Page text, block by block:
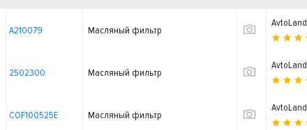
A210079 Масляный фильтр
AvtoLand
2502300 Масляный фильтр
AvtoLand
COF100525E Масляный фильтр
AvtoLand